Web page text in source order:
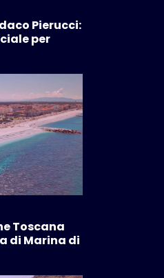
Pierucci:
per
Toscana
di Marina di